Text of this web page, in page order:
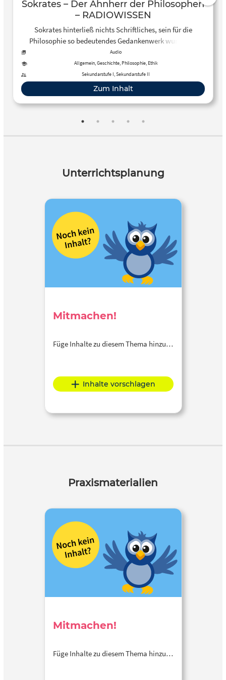
Sokrates – Der Ahnherr der Philosophen
– RADIOWISSEN
Sokrates hinterließ nichts Schriftliches, sein für die
Philosophie so bedeutendes Gedankenwerk wurde der
Nachwelt durch Schüler wie Platon übermittelt. Er wurde
zum Tode verurteilt, weil er angeblich die Jugend
gefährdete.
Audio
Allgemein, Geschichte, Philosophie, Ethik
Sekundarstufe I, Sekundarstufe II
Zum Inhalt
Unterrichtsplanung
Mitmachen!
Füge Inhalte zu diesem Thema hinzu…
Inhalte vorschlagen
Praxismaterialien
Mitmachen!
Füge Inhalte zu diesem Thema hinzu…